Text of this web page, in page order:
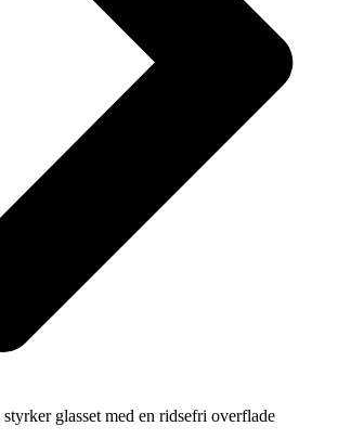
glasset med en ridsefri overflade